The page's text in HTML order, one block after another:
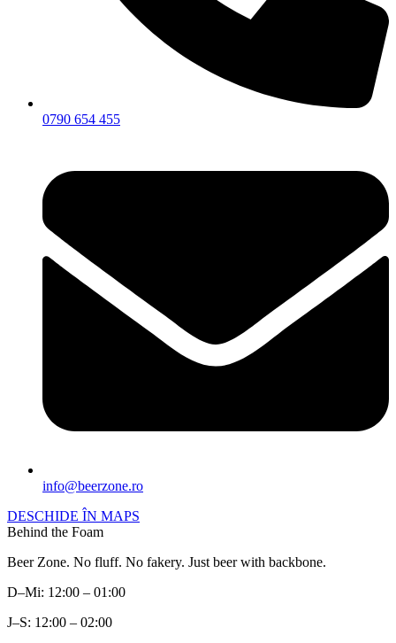
0790 654 455
info@beerzone.ro
DESCHIDE ÎN MAPS
Behind the Foam
Beer Zone. No fluff. No fakery. Just beer with backbone.
D–Mi: 12:00 – 01:00
J–S: 12:00 – 02:00